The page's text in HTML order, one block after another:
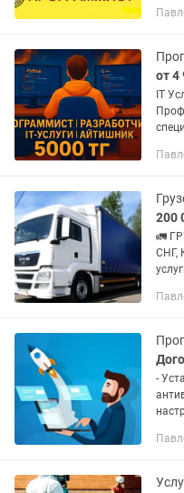
всех
от 4
IT
200
🚛
СНГ,
-
ЭСФ